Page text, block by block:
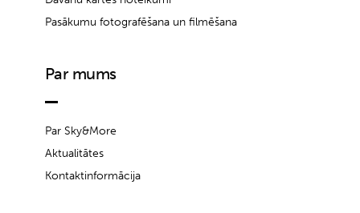
Pasākumu fotografēšana un filmēšana
Par mums
Par Sky&More
Aktualitātes
Kontaktinformācija